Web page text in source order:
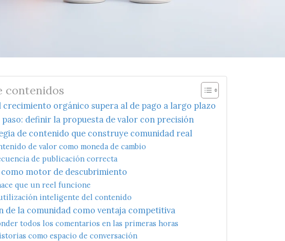
contenidos
crecimiento orgánico supera al de pago a largo plazo
definir la propuesta de valor con precisión
de contenido que construye comunidad real
de valor como moneda de cambio
de publicación correcta
motor de descubrimiento
que un reel funcione
inteligente del contenido
de la comunidad como ventaja competitiva
todos los comentarios en las primeras horas
como espacio de conversación